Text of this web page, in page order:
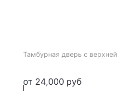
Тамбурная дверь с
от 24,000 руб